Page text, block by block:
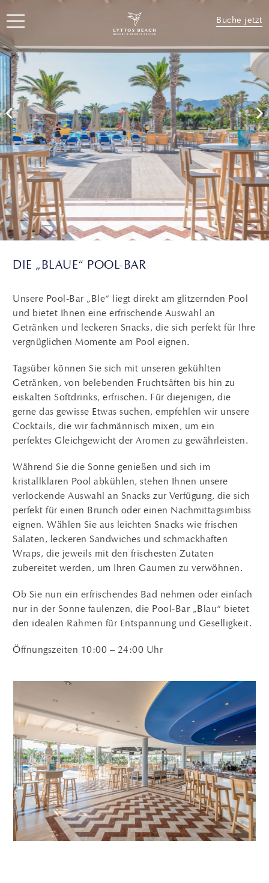
Buche jetzt
DIE „BLAUE“ POOL-BAR
Unsere Pool-Bar „Ble“ liegt direkt am glitzernden Pool
und bietet Ihnen eine erfrischende Auswahl an
Getränken und leckeren Snacks, die sich perfekt für Ihre
vergnüglichen Momente am Pool eignen.
Tagsüber können Sie sich mit unseren gekühlten
Getränken, von belebenden Fruchtsäften bis hin zu
eiskalten Softdrinks, erfrischen. Für diejenigen, die
gerne das gewisse Etwas suchen, empfehlen wir unsere
Cocktails, die wir fachmännisch mixen, um ein
perfektes Gleichgewicht der Aromen zu gewährleisten.
Während Sie die Sonne genießen und sich im
kristallklaren Pool abkühlen, stehen Ihnen unsere
verlockende Auswahl an Snacks zur Verfügung, die sich
perfekt für einen Brunch oder einen Nachmittagsimbiss
eignen. Wählen Sie aus leichten Snacks wie frischen
Salaten, leckeren Sandwiches und schmackhaften
Wraps, die jeweils mit den frischesten Zutaten
zubereitet werden, um Ihren Gaumen zu verwöhnen.
Ob Sie nun ein erfrischendes Bad nehmen oder einfach
nur in der Sonne faulenzen, die Pool-Bar „Blau“ bietet
den idealen Rahmen für Entspannung und Geselligkeit.
Öffnungszeiten 10:00 – 24:00 Uhr